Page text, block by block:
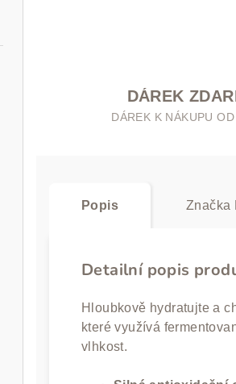
DÁREK
DÁREK K NÁKUPU
Popis Značka
Detailní popis
Hloubkově hydratujte a
které využívá
vlhkost.